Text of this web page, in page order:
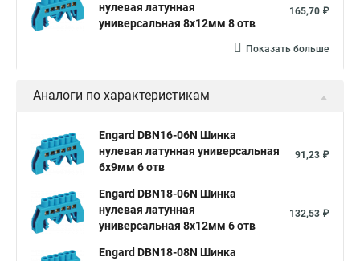
нулевая латунная
универсальная 8х12мм 8 отв
165,70 ₽
Показать больше
Аналоги по характеристикам
Engard DBN16-06N Шинка
нулевая латунная универсальная
6х9мм 6 отв
91,23 ₽
Engard DBN18-06N Шинка
нулевая латунная
универсальная 8х12мм 6 отв
132,53 ₽
Engard DBN18-08N Шинка